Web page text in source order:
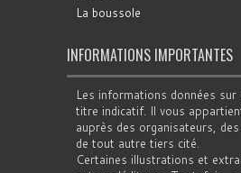
La boussole
INFORMATIONS IMPORTANTES
Les informations données
titre indicatif. Il vous
auprès des organisateurs,
de tout autre tiers cité.
Certaines illustrations et